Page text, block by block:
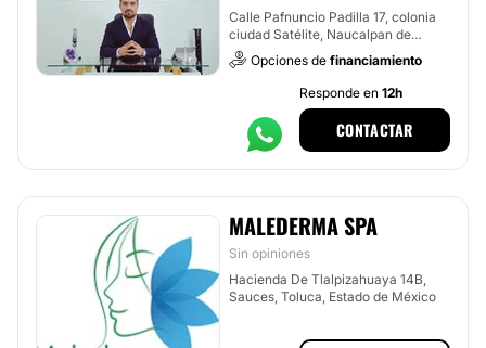
Calle Pafnuncio Padilla 17, colonia
ciudad Satélite, Naucalpan de
Juárez
Opciones de financiamiento
Responde en 12h
CONTACTAR
MALEDERMA SPA
Sin opiniones
Hacienda De Tlalpizahuaya 14B,
Sauces, Toluca, Estado de México